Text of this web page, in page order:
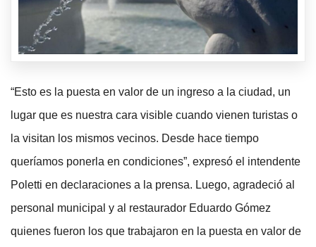
“Esto es la puesta en valor de un ingreso a la ciudad, un
lugar que es nuestra cara visible cuando vienen turistas o
la visitan los mismos vecinos. Desde hace tiempo
queríamos ponerla en condiciones”, expresó el intendente
Poletti en declaraciones a la prensa. Luego, agradeció al
personal municipal y al restaurador Eduardo Gómez
quienes fueron los que trabajaron en la puesta en valor de